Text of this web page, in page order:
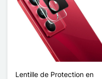
Lentille de Protection en